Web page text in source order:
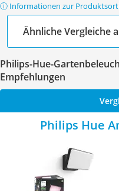
ⓘ Informationen zur
Ähnliche Vergleiche
Philips-Hue-
Empfehlungen
Philips Hue